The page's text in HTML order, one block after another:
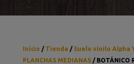
Inicio / Tienda / Suelo vinilo Alpha
PLANCHAS MEDIANAS/ BOTÁNICO